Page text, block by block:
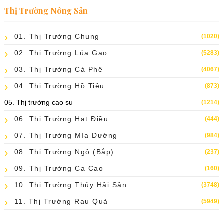
Thị Trường Nông Sản
01. Thị Trường Chung (1020)
02. Thị Trường Lúa Gạo (5283)
03. Thị Trường Cà Phê (4067)
04. Thị Trường Hồ Tiêu (873)
05. Thị trường cao su (1214)
06. Thị Trường Hạt Điều (444)
07. Thị Trường Mía Đường (984)
08. Thị Trường Ngô (bắp) (237)
09. Thị Trường Ca Cao (160)
10. Thị Trường Thủy Hải Sản (3748)
11. Thị Trường Rau Quả (5949)